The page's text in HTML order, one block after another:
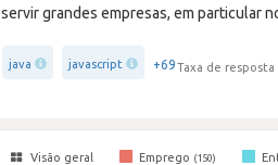
servir grandes empresas, em particular
java javascript +69Taxa de resposta
Visão geral Emprego (150)